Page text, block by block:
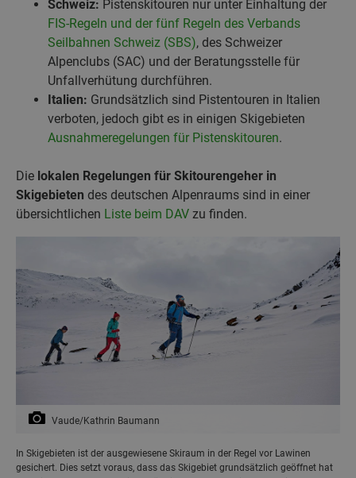
Schweiz: Pistenskitouren nur unter Einhaltung der
FIS-Regeln und der fünf Regeln des Verbands
Seilbahnen Schweiz (SBS), des Schweizer
Alpenclubs (SAC) und der Beratungsstelle für
Unfallverhütung durchführen.
Italien: Grundsätzlich sind Pistentouren in Italien
verboten, jedoch gibt es in einigen Skigebieten
Ausnahmeregelungen für Pistenskitouren.
Die lokalen Regelungen für Skitourengeher in
Skigebieten des deutschen Alpenraums sind in einer
übersichtlichen Liste beim DAV zu finden.
Vaude/Kathrin Baumann
In Skigebieten ist der ausgewiesene Skiraum in der Regel vor Lawinen
gesichert. Dies setzt voraus, dass das Skigebiet grundsätzlich geöffnet hat